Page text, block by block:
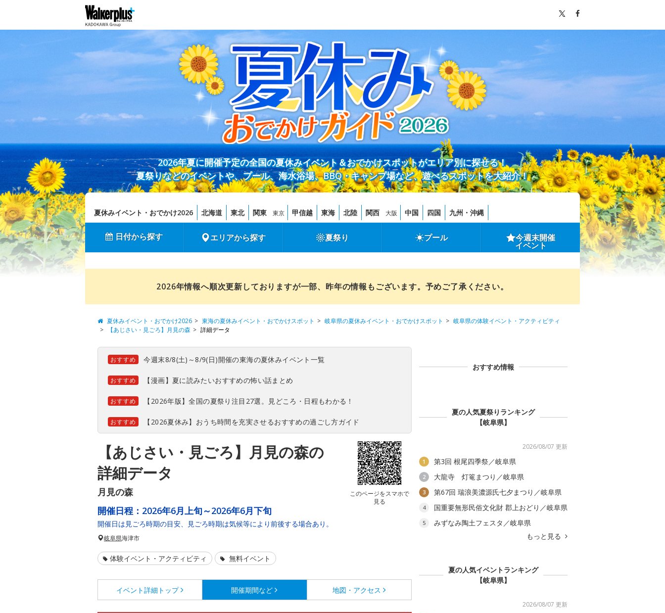
2026年夏に開催予定の全国の夏休みイベント＆おでかけスポットがエリア別に探せる！
夏祭りなどのイベントや、プール、海水浴場、BBQ・キャンプ場など、遊べるスポットを大紹介！
夏休みイベント・おでかけ2026 北海道 東北 関東 東京 甲信越 東海 北陸 関西 大阪 中国 四国 九州・沖縄
日付から探す エリアから探す 夏祭り プール 今週末開催
イベント
2026年情報へ順次更新しておりますが一部、昨年の情報もございます。予めご了承ください。
夏休みイベント・おでかけ2026 東海の夏休みイベント・おでかけスポット 岐阜県の夏休みイベント・おでかけスポット
岐阜県の体験イベント・アクティビティ
【あじさい・見ごろ】月見の森
詳細データ
おすすめ 今週末8/8(土)～8/9(日)開催の東海の夏休みイベント一覧
おすすめ 【漫画】夏に読みたいおすすめの怖い話まとめ
おすすめ 【2026年版】全国の夏祭り注目27選。見どころ・日程もわかる！
おすすめ 【2026夏休み】おうち時間を充実させるおすすめの過ごし方ガイド
【あじさい・見ごろ】月見の森の
詳細データ
月見の森
このページをスマホで
見る
開催日程： 2026年6月上旬～2026年6月下旬
開催日は見ごろ時期の目安、見ごろ時期は気候等により前後する場合あり。
岐阜県海津市
体験イベント・アクティビティ 無料イベント
イベント詳細 トップ 開催期間など 地図・アクセス
おすすめ情報
夏の人気夏祭りランキング
【岐阜県】
2026/08/07 更新
1 第3回 根尾四季祭／岐阜県
2 大龍寺 灯篭まつり／岐阜県
3 第67回 瑞浪美濃源氏七夕まつり／岐阜県
4 国重要無形民俗文化財 郡上おどり／岐阜県
5
みずなみ陶土フェスタ／岐阜県
もっと見る
夏の人気イベントランキング
【岐阜県】
2026/08/07 更新